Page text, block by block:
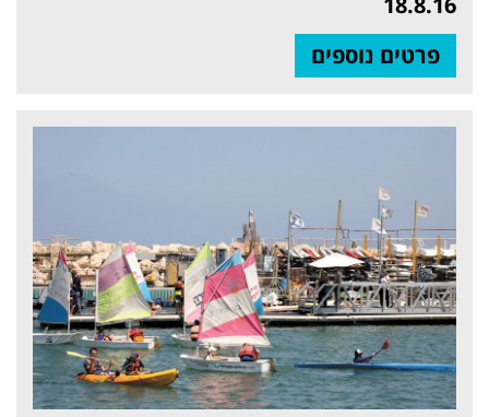
פרטים נוספים